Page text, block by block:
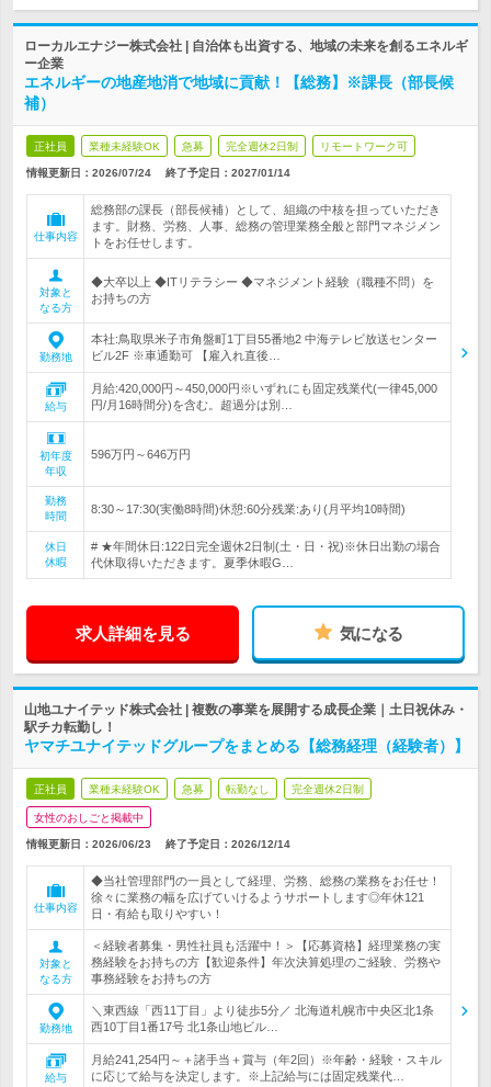
ローカルエナジー株式会社 | 自治体も出資する、地域の未来を創るエネルギ
ー企業
エネルギーの地産地消で地域に貢献！【総務】※課長（部長候
補）
正社員 業種未経験OK 急募 完全週休2日制 リモートワーク可
情報更新日：2026/07/24 終了予定日： 2027/01/14
仕事内容
総務部の課長（部長候補）として、組織の中核を担っていただき
ます。財務、労務、人事、総務の管理業務全般と部門マネジメン
トをお任せします。
対象と
なる方
◆大卒以上 ◆ITリテラシー ◆マネジメント経験（職種不問）を
お持ちの方
勤務地
本社:鳥取県米子市角盤町1丁目55番地2 中海テレビ放送センター
ビル2F ※車通勤可 【雇入れ直後…
給与
月給:420,000円～450,000円※いずれにも固定残業代(一律45,000
円/月16時間分)を含む。超過分は別…
初年度
年収
596万円～646万円
勤務
時間
8:30～17:30(実働8時間)休憩:60分残業:あり(月平均10時間)
休日
休暇
# ★年間休日:122日完全週休2日制(土・日・祝)※休日出勤の場合
代休取得いただきます。夏季休暇G…
求人詳細を見る 気になる
山地ユナイテッド株式会社 | 複数の事業を展開する成長企業｜土日祝休み・
駅チカ転勤し！
ヤマチユナイテッドグループをまとめる【総務経理（経験者）】
正社員 業種未経験OK 急募 転勤なし 完全週休2日制
女性のおしごと掲載中
情報更新日：2026/06/23 終了予定日： 2026/12/14
仕事内容
◆当社管理部門の一員として経理、労務、総務の業務をお任せ！
徐々に業務の幅を広げていけるようサポートします◎年休121
日・有給も取りやすい！
対象と
なる方
＜経験者募集・男性社員も活躍中！＞【応募資格】経理業務の実
務経験をお持ちの方【歓迎条件】年次決算処理のご経験、労務や
事務経験をお持ちの方
勤務地
＼東西線「西11丁目」より徒歩5分／ 北海道札幌市中央区北1条
西10丁目1番17号 北1条山地ビル…
給与
月給241,254円～＋諸手当＋賞与（年2回）※年齢・経験・スキル
に応じて給与を決定します。※上記給与には固定残業代…